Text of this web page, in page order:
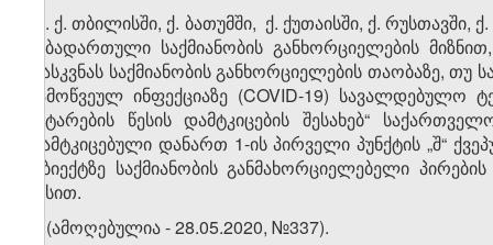
. ქ. თბილისში, ქ. ბათუმში, ქ. ქუთაისში, ქ.
ნებადართული საქმიანობის განხორციელების
დასკვნას საქმიანობის განხორციელების თაობაზე,
გამოწვეულ ინფექციაზე (COVID-19)
ჩატარების წესის დამტკიცების შესახებ“
დამტკიცებული დანართ 1-ის პირველი პუნქტის „შ“
ობიექტზე საქმიანობის განმახორციელებელი
წესით.
4. (ამოღებულია - 28.05.2020, №337).